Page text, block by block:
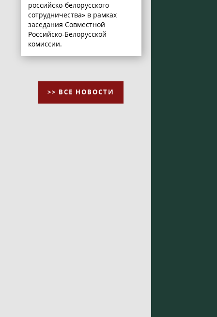
российско-белорусского
сотрудничества» в рамках
заседания Совместной
Российско-Белорусской
комиссии.
>> ВСЕ НОВОСТИ